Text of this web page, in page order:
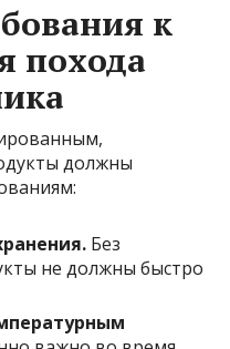
к
похода
должны
Без
не должны быстро